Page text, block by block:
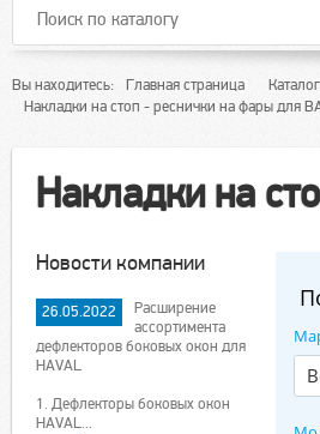
Вы находитесь: Главная страница
Накладки на стоп - реснички на фары для
Накладки на
Новости компании
26.05.2022
Расширение
ассортимента
дефлекторов боковых окон для
HAVAL
1. Дефлекторы боковых окон
HAVAL...